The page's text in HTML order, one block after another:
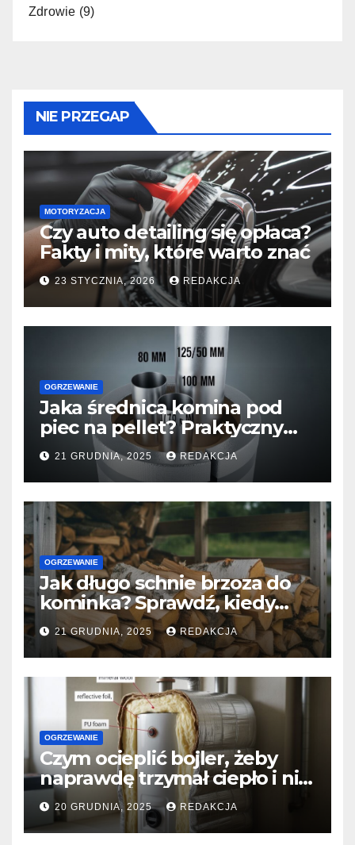
Zdrowie (9)
NIE PRZEGAP
MOTORYZACJA
Czy auto detailing się opłaca?
Fakty i mity, które warto znać
23 STYCZNIA, 2026 REDAKCJA
OGRZEWANIE
Jaka średnica komina pod
piec na pellet? Praktyczny
przewodnik dla domu i
mieszkania
21 GRUDNIA, 2025 REDAKCJA
OGRZEWANIE
Jak długo schnie brzoza do
kominka? Sprawdź, kiedy
naprawdę jest gotowa do
palenia?
21 GRUDNIA, 2025 REDAKCJA
OGRZEWANIE
Czym ocieplić bojler, żeby
naprawdę trzymał ciepło i nie
zjadał prądu?
20 GRUDNIA, 2025 REDAKCJA